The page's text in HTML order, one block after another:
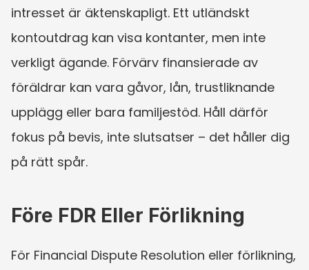
intresset är äktenskapligt. Ett utländskt
kontoutdrag kan visa kontanter, men inte
verkligt ägande. Förvärv finansierade av
föräldrar kan vara gåvor, lån, trustliknande
upplägg eller bara familjestöd. Håll därför
fokus på bevis, inte slutsatser – det håller dig
på rätt spår.
Före FDR Eller Förlikning
För Financial Dispute Resolution eller förlikning,